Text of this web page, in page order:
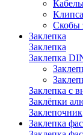
Скобы
Заклепка
Заклепка
Заклепка
Заклепка с
Заклёпки
Заклепочник
Заклепка